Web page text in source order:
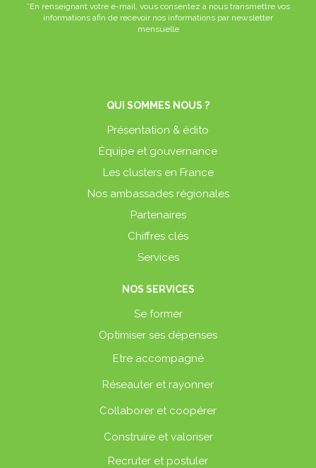
*En renseignant votre e-mail, vous consentez à nous transmettre vos
informations afin de recevoir nos informations par newsletter
mensuelle
QUI SOMMES NOUS ?
Présentation & édito
Équipe et gouvernance
Les clusters en France
Nos ambassades régionales
Partenaires
Chiffres clés
Services
NOS SERVICES
Se former
Optimiser ses dépenses
Etre accompagné
Réseauter et rayonner
Collaborer et coopérer
Construire et valoriser
Recruter et postuler